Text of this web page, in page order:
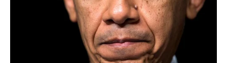
COVID-19
Puntos de vacunación
contra el covid-19 para
este 28 de febrero en
Bogotá